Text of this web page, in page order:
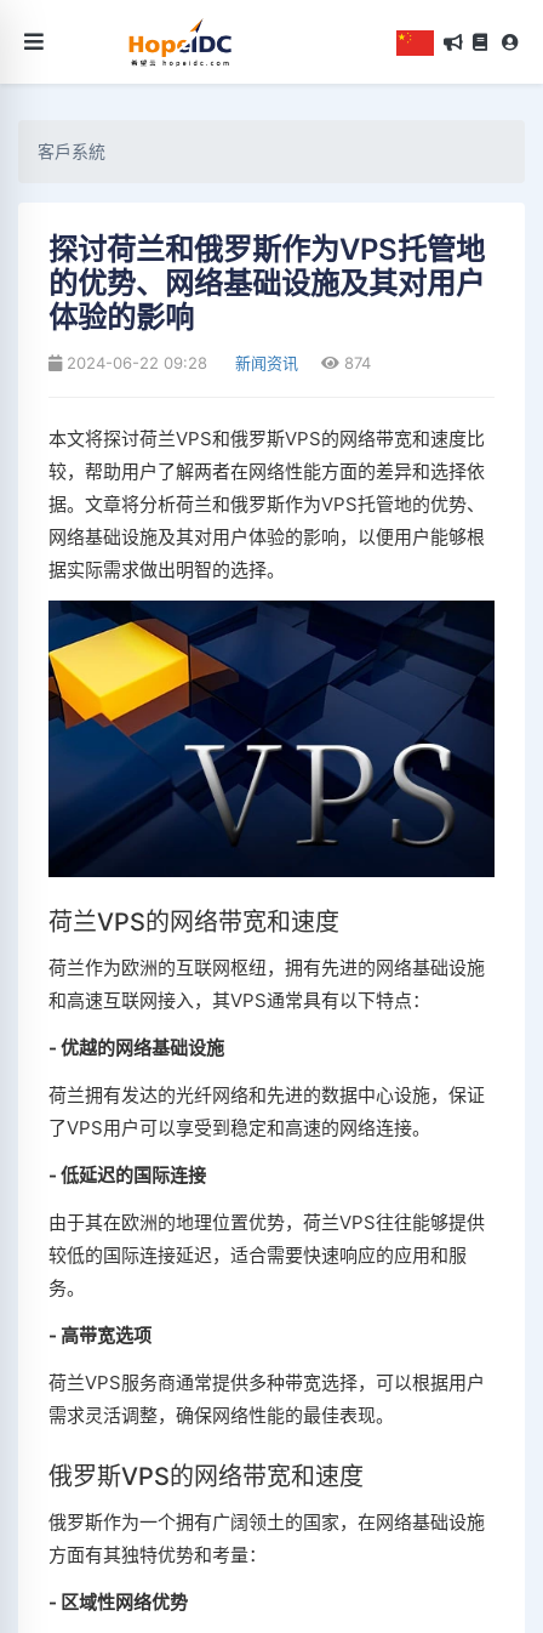
客戶系統
探讨荷兰和俄罗斯作为VPS托管地
的优势、网络基础设施及其对用户
体验的影响
2024-06-22 09:28 新闻资讯 874
本文将探讨荷兰VPS和俄罗斯VPS的网络带宽和速度比
较，帮助用户了解两者在网络性能方面的差异和选择依
据。文章将分析荷兰和俄罗斯作为VPS托管地的优势、
网络基础设施及其对用户体验的影响，以便用户能够根
据实际需求做出明智的选择。
荷兰VPS的网络带宽和速度
荷兰作为欧洲的互联网枢纽，拥有先进的网络基础设施
和高速互联网接入，其VPS通常具有以下特点：
- 优越的网络基础设施
荷兰拥有发达的光纤网络和先进的数据中心设施，保证
了VPS用户可以享受到稳定和高速的网络连接。
- 低延迟的国际连接
由于其在欧洲的地理位置优势，荷兰VPS往往能够提供
较低的国际连接延迟，适合需要快速响应的应用和服
务。
- 高带宽选项
荷兰VPS服务商通常提供多种带宽选择，可以根据用户
需求灵活调整，确保网络性能的最佳表现。
俄罗斯VPS的网络带宽和速度
俄罗斯作为一个拥有广阔领土的国家，在网络基础设施
方面有其独特优势和考量：
- 区域性网络优势